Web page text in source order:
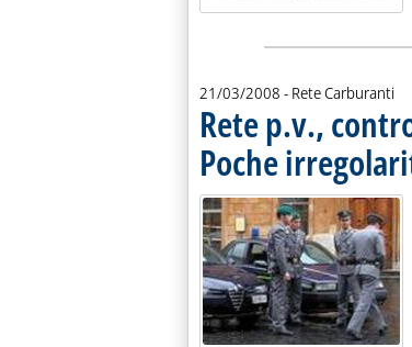
21/03/2008 - Rete Carburanti
Rete p.v.,
Poche